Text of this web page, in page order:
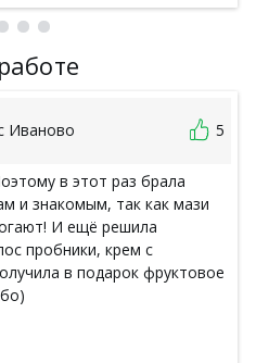
Иваново 5
в этот раз брала
и знакомым, так как мази
И ещё решила
пробники, крем с
в подарок фруктовое